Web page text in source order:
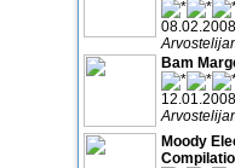
08.02.2008
Bam
12.01.2008
Moody